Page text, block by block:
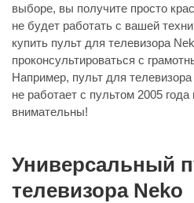
выборе, вы получите просто
не будет работать с вашей
купить пульт для телевизора
проконсультироваться с
Например, пульт для
не работает с пультом 2005
внимательны!
Универсальный
телевизора Neko